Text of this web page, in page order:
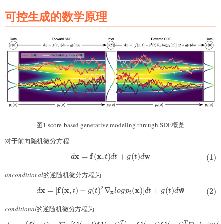
可控生成的数学原理
图1 score-based generative modeling through SDE概览
对于前向随机微分方程
\begin{aligned}
dx = f(x,t)dt + g(t)dw (1)
unconditional的逆随机微分方程为
\begin{aligned}
dx = [f(x, t) − g(t)2 ∇xlogpt (x)]dt + g(t)dw
ˉ (2)
conditional的逆随机微分方程为
T T